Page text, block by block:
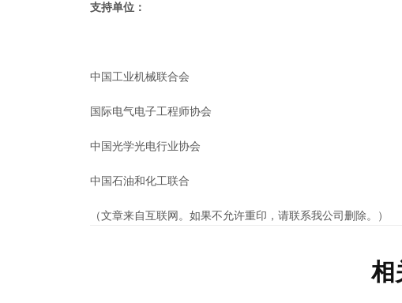
支持单位：
中国工业机械联合会
国际电气电子工程师协会
中国光学光电行业协会
中国石油和化工联合
（文章来自互联网。如果不允许重印，请联系我公司删除。）
相